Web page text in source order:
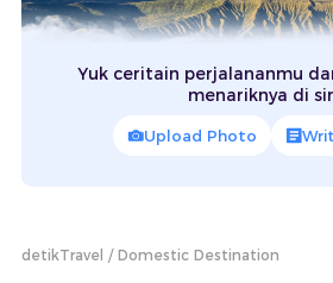
Yuk ceritain perjalananmu
menariknya di
Upload Photo
detikTravel Domestic Destination